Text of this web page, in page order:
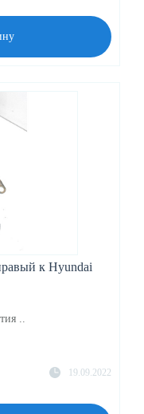
к Hyundai
..
19.09.2022